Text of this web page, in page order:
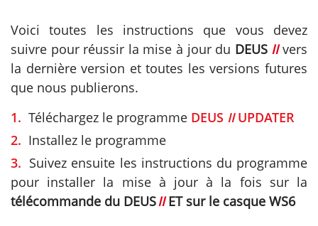
Voici toutes les instructions que vous devez
suivre pour réussir la mise à jour du DEUSIIvers
la dernière version et toutes les versions futures
que nous publierons.
Téléchargez le programme DEUS IIUPDATER
Installez le programme
Suivez ensuite les instructions du programme
pour installer la mise à jour à la fois sur la
télécommande du DEUSII ET sur le casque WS6